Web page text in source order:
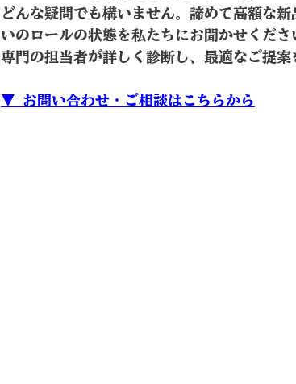
どんな疑問でも構いません。諦めて高額な
いのロールの状態を私たちにお聞かせくださ
専門の担当者が詳しく診断し、最適なご提案
▼ お問い合わせ・ご相談はこちらから